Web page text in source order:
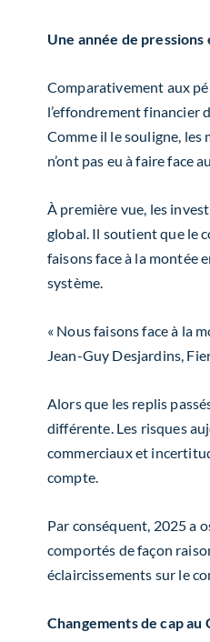
Une année de
Comparativement aux
l’effondrement financier
Comme il le souligne, les
n’ont pas eu à faire face
À première vue, les
global. Il soutient que le
faisons face à la montée
système.
« Nous faisons face à la
Jean-Guy Desjardins,
Alors que les replis
différente. Les risques
commerciaux et
compte.
Par conséquent, 2025 a
comportés de façon
éclaircissements sur le
Changements de cap au